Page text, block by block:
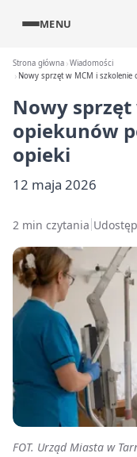
MENU
Strona główna Wiadomości
Nowy sprzęt w MCM i
Nowy sprzęt
opiekunów
opieki
12 maja 2026
2 min czytania
FOT. Urząd Miasta w